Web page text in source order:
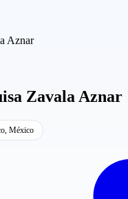
Aznar
Zavala Aznar
México